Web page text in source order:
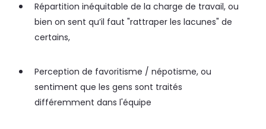
Répartition inéquitable de la charge de travail, ou
bien on sent qu’il faut "rattraper les lacunes" de
certains,
Perception de favoritisme / népotisme, ou
sentiment que les gens sont traités
différemment dans l'équipe